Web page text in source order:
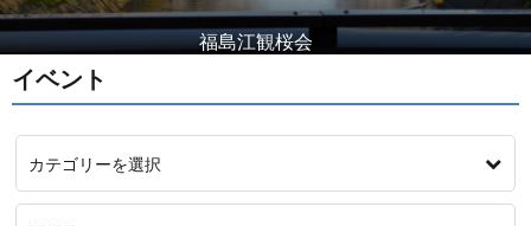
越後山古志「牛の角突き」大会
イベント
カテゴリーを選択